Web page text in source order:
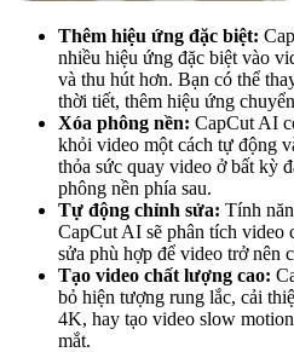
Thêm hiệu ứng đặc biệt:
nhiều hiệu ứng đặc biệt vào
và thu hút hơn. Bạn có thể
thời tiết, thêm hiệu ứng
Xóa phông nền: CapCut AI
khỏi video một cách tự động
thỏa sức quay video ở bất kỳ
phông nền phía sau.
Tự động chỉnh sửa: Tính
CapCut AI sẽ phân tích video
sửa phù hợp để video trở nên
Tạo video chất lượng cao:
bỏ hiện tượng rung lắc, cải
4K, hay tạo video slow
mắt.